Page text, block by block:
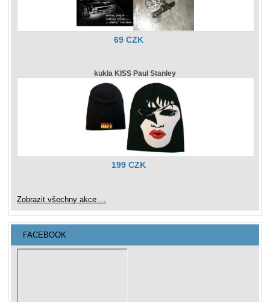
69 CZK
kukla KISS Paul Stanley
199 CZK
Zobrazit všechny akce ...
FACEBOOK